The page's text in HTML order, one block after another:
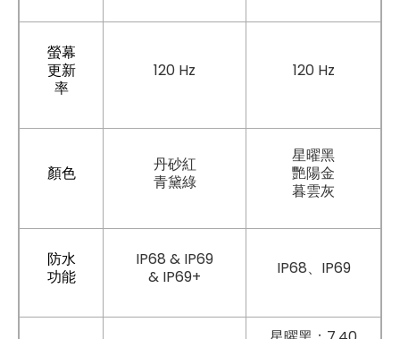
螢幕
更新
率
120 Hz 120 Hz
顏色
丹砂紅
青黛綠
星曜黑
艷陽金
暮雲灰
防水
功能
IP68 & IP69
& IP69+
IP68、IP69